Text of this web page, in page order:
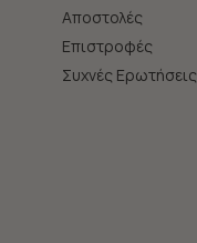
Αποστολές
Επιστροφές
Συχνές Ερωτήσεις